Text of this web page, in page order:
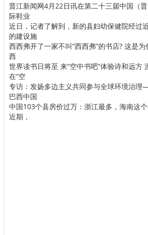
晋江新闻网4月22日讯在第二十三届中国（
际鞋业
近日，记者了解到，新的县妇幼保健院经过
的建设施
西西弗开了一家不叫“西西弗”的书店? 这是为
西
世界读书日将至 来“空中书吧”体验诗和远方
在“空
专访：发扬多边主义共同参与全球环境治
巴西中国
中国103个县房价过万：浙江最多，海南这
近期，